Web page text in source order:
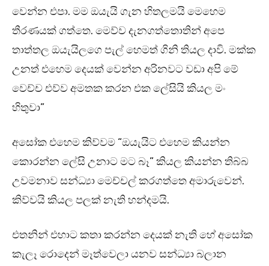
වෙන්න එපා. මම ඔයැයි ගැන හිතලමයි මෙහෙම
තීරණයක් ගත්තෙ. මෙව්ව දැනගත්තොතින් අපෙ
තාත්තල ඔයැයිලගෙ පැල් හෙමත් ගිනි තියල දාවි. මක්ක
උනත් එහෙම දෙයක් වෙන්න අරිනවට වඩා අපි මේ
වෙච්ච එව්ව අමතක කරන එක ලේසියි කියල මං
හිතුවා”
අසෝක එහෙම කිව්වම “ඔයැයිට එහෙම කියන්න
කොරන්න ලේසි උනාට මට බෑ” කියල කියන්න තිබ්බ
උවමනාව සන්ධ්‍යා මෙච්චල් කරගත්තෙ අමාරුවෙන්.
කිව්වයි කියල පලක් නැති හන්දමයි.
එතනින් එහාට කතා කරන්න දෙයක් නැති හේ අසෝක
කැලෑ රොදෙන් මෑත්වෙලා යනව සන්ධ්‍යා බලාන